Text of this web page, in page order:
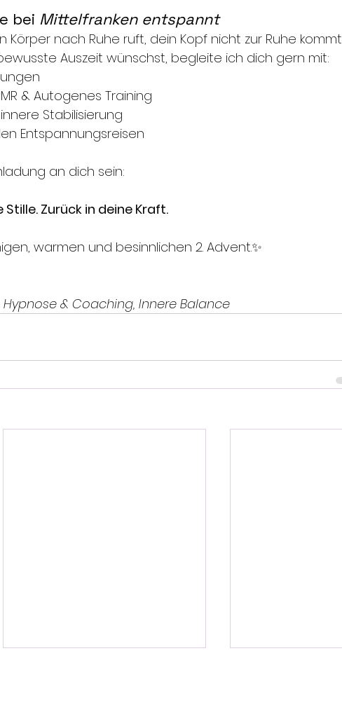
bei Mittelfranken entspannt
Körper nach Ruhe ruft, dein Kopf nicht zur Ruhe kommt
Auszeit wünschst, begleite ich dich gern mit:
& Autogenes Training
Stabilisierung
Entspannungsreisen
an dich sein:
Stille. Zurück in deine Kraft.
warmen und besinnlichen 2. Advent.✨
& Coaching, Innere Balance